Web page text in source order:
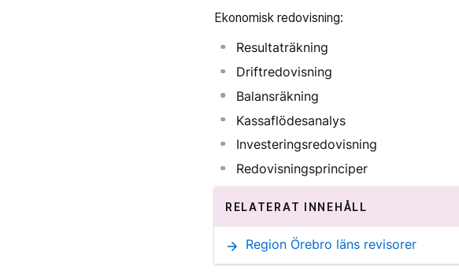
Ekonomisk redovisning:
Resultaträkning
Driftredovisning
Balansräkning
Kassaflödesanalys
Investeringsredovisning
Redovisningsprinciper
RELATERAT INNEHÅLL
arrow_forward Region Örebro läns revisorer